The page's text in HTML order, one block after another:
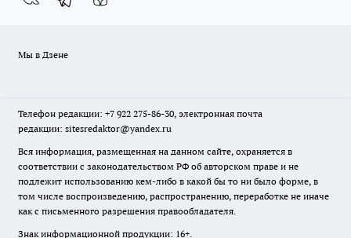
Мы в Дзене
Телефон редакции: +7 922 275-86-30, электронная почта
редакции: sitesredaktor@yandex.ru
Вся информация, размещенная на данном сайте, охраняется в
соответствии с законодательством РФ об авторском праве и не
подлежит использованию кем-либо в какой бы то ни было форме, в
том числе воспроизведению, распространению, переработке не иначе
как с письменного разрешения правообладателя.
Знак информационной продукции: 16+.